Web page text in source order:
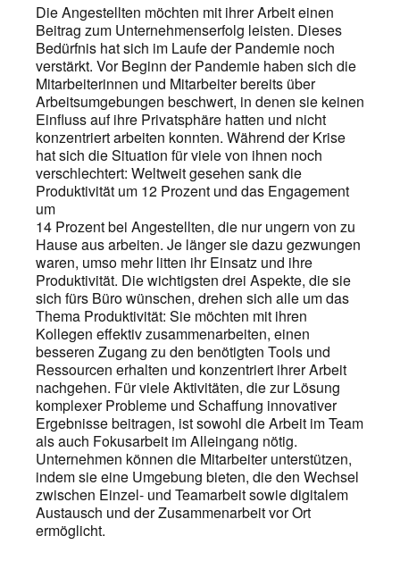
Die Angestellten möchten mit ihrer Arbeit einen
Beitrag zum Unternehmenserfolg leisten. Dieses
Bedürfnis hat sich im Laufe der Pandemie noch
verstärkt. Vor Beginn der Pandemie haben sich die
Mitarbeiterinnen und Mitarbeiter bereits über
Arbeitsumgebungen beschwert, in denen sie keinen
Einfluss auf ihre Privatsphäre hatten und nicht
konzentriert arbeiten konnten. Während der Krise
hat sich die Situation für viele von ihnen noch
verschlechtert: Weltweit gesehen sank die
Produktivität um 12 Prozent und das Engagement
um
14 Prozent bei Angestellten, die nur ungern von zu
Hause aus arbeiten. Je länger sie dazu gezwungen
waren, umso mehr litten ihr Einsatz und ihre
Produktivität. Die wichtigsten drei Aspekte, die sie
sich fürs Büro wünschen, drehen sich alle um das
Thema Produktivität: Sie möchten mit ihren
Kollegen effektiv zusammenarbeiten, einen
besseren Zugang zu den benötigten Tools und
Ressourcen erhalten und konzentriert ihrer Arbeit
nachgehen. Für viele Aktivitäten, die zur Lösung
komplexer Probleme und Schaffung innovativer
Ergebnisse beitragen, ist sowohl die Arbeit im Team
als auch Fokusarbeit im Alleingang nötig.
Unternehmen können die Mitarbeiter unterstützen,
indem sie eine Umgebung bieten, die den Wechsel
zwischen Einzel- und Teamarbeit sowie digitalem
Austausch und der Zusammenarbeit vor Ort
ermöglicht.